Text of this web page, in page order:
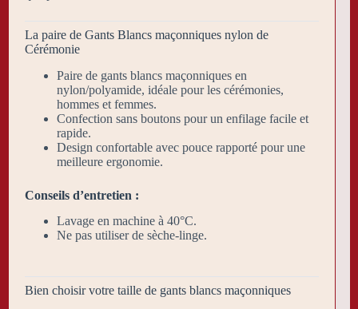
La paire de Gants Blancs maçonniques nylon de
Cérémonie
Paire de gants blancs maçonniques en
nylon/polyamide, idéale pour les cérémonies,
hommes et femmes.
Confection sans boutons pour un enfilage facile et
rapide.
Design confortable avec pouce rapporté pour une
meilleure ergonomie.
Conseils d’entretien :
Lavage en machine à 40°C.
Ne pas utiliser de sèche-linge.
Bien choisir votre taille de gants blancs maçonniques